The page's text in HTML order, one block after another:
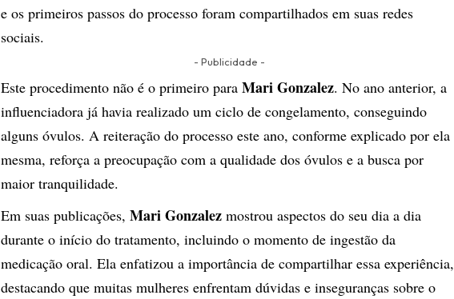
e os primeiros passos do processo foram compartilhados em suas redes
sociais.
- Publicidade -
Este procedimento não é o primeiro para Mari Gonzalez. No ano anterior, a
influenciadora já havia realizado um ciclo de congelamento, conseguindo
alguns óvulos. A reiteração do processo este ano, conforme explicado por ela
mesma, reforça a preocupação com a qualidade dos óvulos e a busca por
maior tranquilidade.
Em suas publicações, Mari Gonzalez mostrou aspectos do seu dia a dia
durante o início do tratamento, incluindo o momento de ingestão da
medicação oral. Ela enfatizou a importância de compartilhar essa experiência,
destacando que muitas mulheres enfrentam dúvidas e inseguranças sobre o